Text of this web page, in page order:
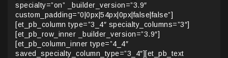
specialty=”on” _builder_version=”3.9″
custom_padding=”0|0px|54px|0px|false|false”]
[et_pb_column type=”3_4″ specialty_columns=”3″]
[et_pb_row_inner _builder_version=”3.9″]
[et_pb_column_inner type=”4_4″
saved_specialty_column_type=”3_4″][et_pb_text